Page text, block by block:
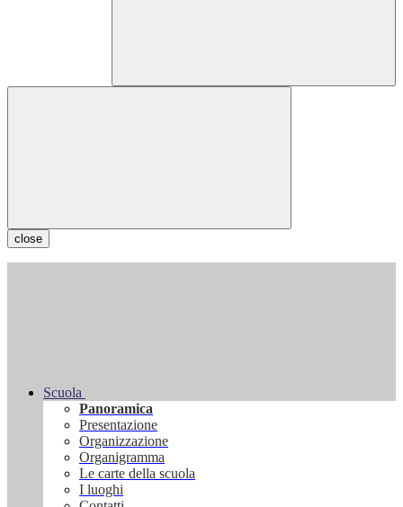
close
Scuola
Panoramica
Presentazione
Organizzazione
Organigramma
Le carte della scuola
I luoghi